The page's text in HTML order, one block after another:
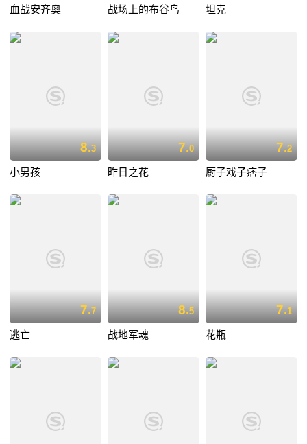
血战安齐奥 战场上的布谷鸟 坦克
8.3
小男孩
7.0
昨日之花
7.2
厨子戏子痞子
7.7
逃亡
8.5
战地军魂
7.1
花瓶